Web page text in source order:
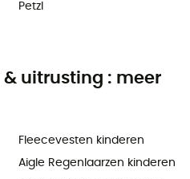
Petzl
uitrusting : meer
Fleecevesten kinderen
Aigle Regenlaarzen kinderen